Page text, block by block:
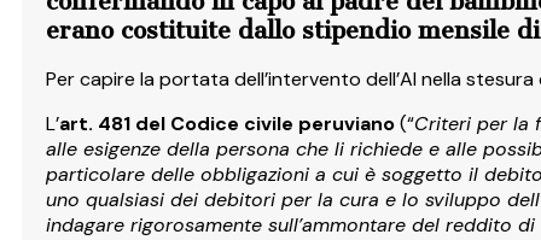
erano costituite dallo stipendio mensile
Per capire la portata dell’intervento dell’AI nella
L’art. 481 del Codice civile peruviano(“Criteri per la
alle esigenze della persona che li richiede e alle
particolare delle obbligazioni a cui è soggetto il
uno qualsiasi dei debitori per la cura e lo sviluppo
indagare rigorosamente sull’ammontare del reddito